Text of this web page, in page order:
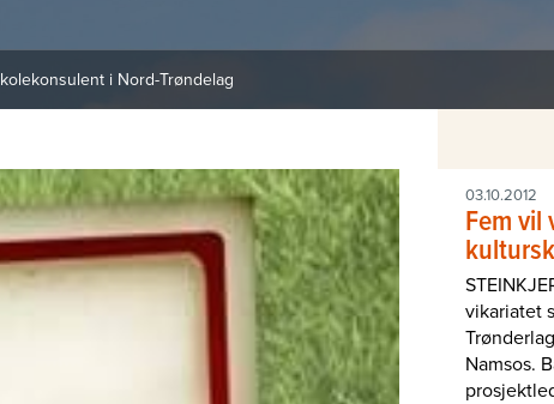
i Nord-Trøndelag
03.10.2012
Fem vil
vikariatet
Namsos.